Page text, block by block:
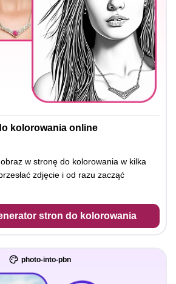
kolorowania online
w stronę do kolorowania w kilka
zdjęcie i od razu zacząć
stron do kolorowania
photo-into-pbn